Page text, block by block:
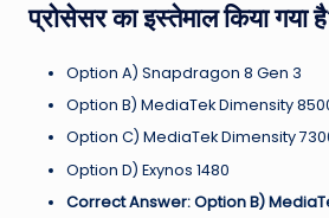
प्रोसेसर का इस्तेमाल किया गया
Option A) Snapdragon 8 Gen 3
Option B) MediaTek Dimensity
Option C) MediaTek Dimensity
Option D) Exynos 1480
Correct Answer: Option B)